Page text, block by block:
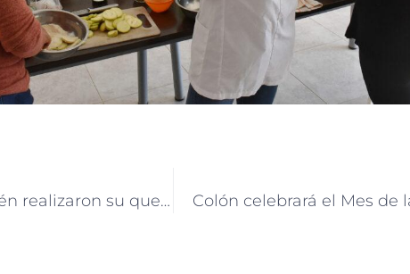
Los adultos también realizaron su quema del muñeco Colón celebrará el Mes de